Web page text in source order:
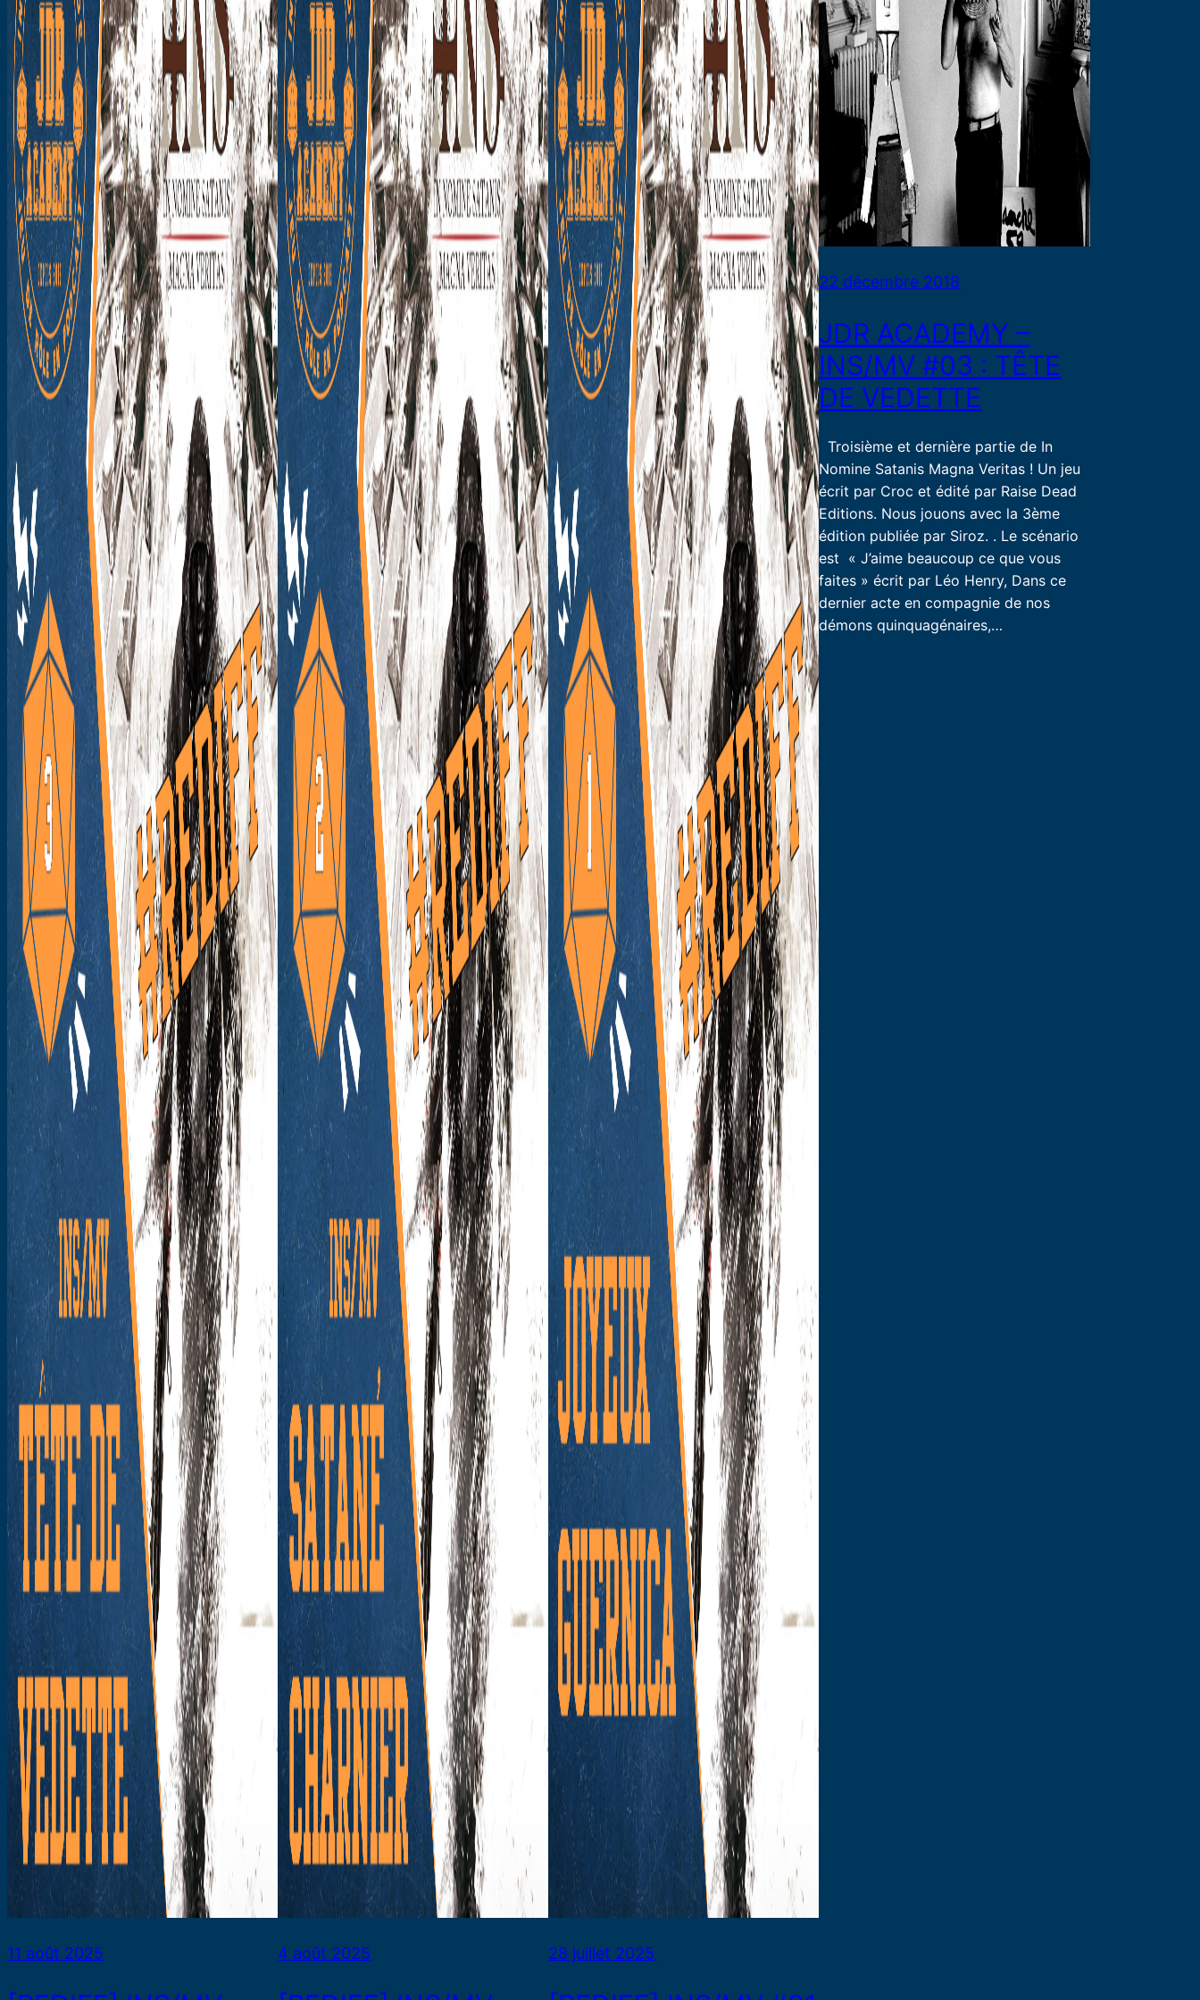
11 août 2025 4 août 2025 28 juillet 2025
22 décembre 2018
JDR ACADEMY –
INS/MV #03 : TÊTE
DE VEDETTE
Troisième et dernière partie de In
Nomine Satanis Magna Veritas ! Un jeu
écrit par Croc et édité par Raise Dead
Editions. Nous jouons avec la 3ème
édition publiée par Siroz. . Le scénario
est « J’aime beaucoup ce que vous
faites » écrit par Léo Henry, Dans ce
dernier acte en compagnie de nos
démons quinquagénaires,…